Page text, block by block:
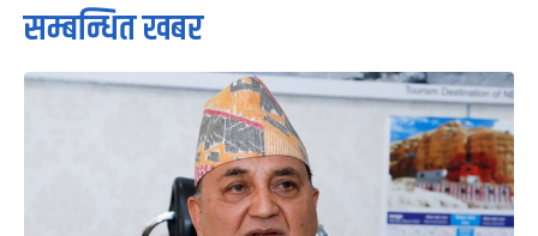
सम्बन्धित खबर